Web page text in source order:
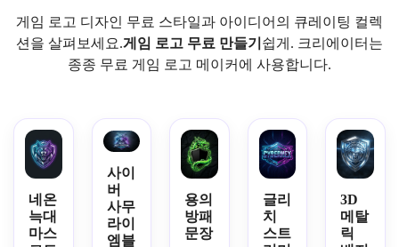
게임 로고 디자인 무료 스타일과 아이디어의 큐레이팅 컬렉
션을 살펴보세요.게임 로고 무료 만들기 쉽게. 크리에이터는
종종 무료 게임 로고 메이커에 사용합니다.
네온
늑대
마스
사이
버
사무
라이
엠블
용의
방패
문장
글리
치
스트
3D
메탈
릭